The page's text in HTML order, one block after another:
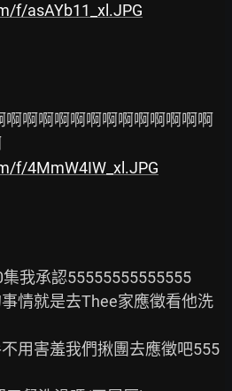
f/asAYb11_xl.JPG
啊啊啊啊啊啊啊啊啊啊啊啊
f/4MmW4IW_xl.JPG
我承認55555555555555
情就是去Thee家應徵看他洗
用害羞我們揪團去應徵吧555